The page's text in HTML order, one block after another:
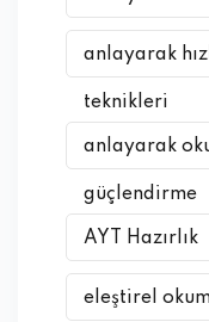
anlayarak
teknikleri
anlayarak
güçlendirme
AYT Hazırlık
eleştirel